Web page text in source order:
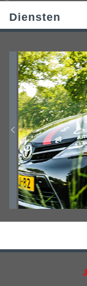
Diensten